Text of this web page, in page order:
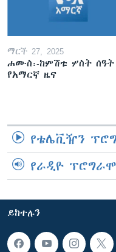
ማርች 27, 2025
ሐሙስ፡-ከምሽቱ ሦስት ሰዓት
የአማርኛ ዜና
የቴሌቪዥን
የራዲዮ
ይከተሉን